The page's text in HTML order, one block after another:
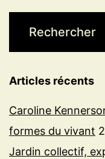
Articles récents
Caroline
formes du vivant
Jardin collectif,